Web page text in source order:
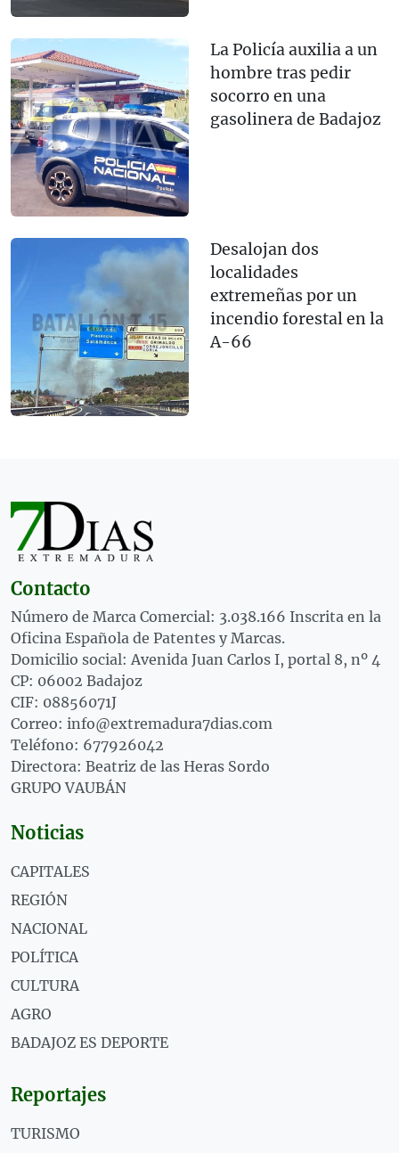
La Policía auxilia a un
hombre tras pedir
socorro en una
gasolinera de Badajoz
Desalojan dos
localidades
extremeñas por un
incendio forestal en la
A-66
Contacto
Número de Marca Comercial: 3.038.166 Inscrita en la
Oficina Española de Patentes y Marcas.
Domicilio social: Avenida Juan Carlos I, portal 8, nº 4
CP: 06002 Badajoz
CIF: 08856071J
Correo: info@extremadura7dias.com
Teléfono: 677926042
Directora: Beatriz de las Heras Sordo
GRUPO VAUBÁN
Noticias
CAPITALES
REGIÓN
NACIONAL
POLÍTICA
CULTURA
AGRO
BADAJOZ ES DEPORTE
Reportajes
TURISMO